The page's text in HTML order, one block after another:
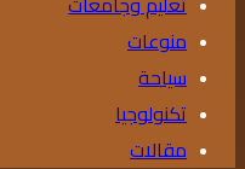
منوعات
سياحة
تكنولوجيا
مقالات